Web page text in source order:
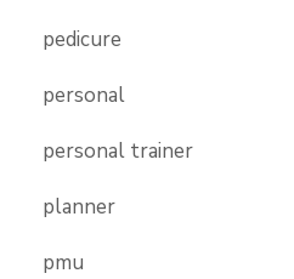
pedicure
personal
personal trainer
planner
pmu